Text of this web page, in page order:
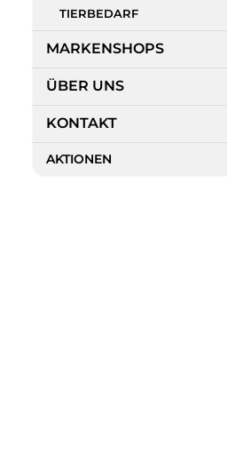
TIERBEDARF
MARKENSHOPS
ÜBER UNS
KONTAKT
AKTIONEN